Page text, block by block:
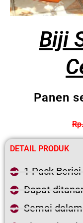
Biji
Panen
DETAIL PRODUK
1 Pack
Dapat
Semai